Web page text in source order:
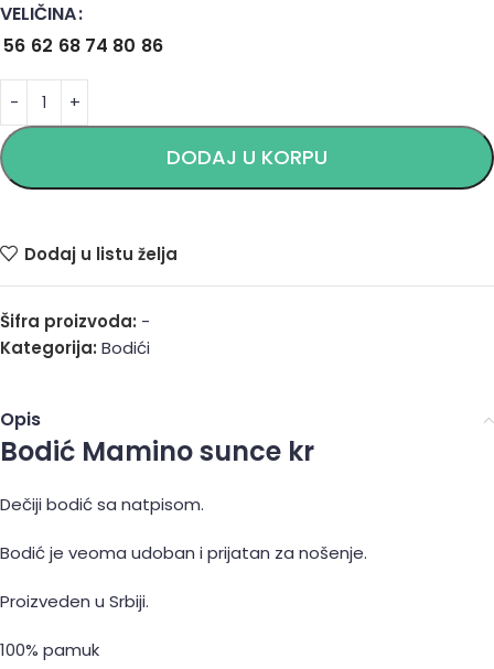
VELIČINA
56 62 68 74 80 86
DODAJ U KORPU
Alternative:
Dodaj u listu želja
Šifra proizvoda: -
Kategorija: Bodići
Opis
Bodić Mamino sunce kr
Dečiji bodić sa natpisom.
Bodić je veoma udoban i prijatan za nošenje.
Proizveden u Srbiji.
100% pamuk